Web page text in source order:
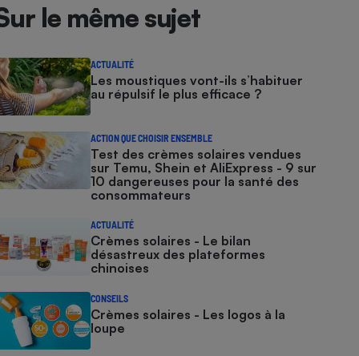
le même sujet
ACTUALITÉ
Les moustiques vont-ils s’habituer
au répulsif le plus efficace ?
ACTION QUE CHOISIR ENSEMBLE
Test des crèmes solaires vendues
sur Temu, Shein et AliExpress - 9 sur
10 dangereuses pour la santé des
consommateurs
ACTUALITÉ
Crèmes solaires - Le bilan
désastreux des plateformes
chinoises
CONSEILS
Crèmes solaires - Les logos à la
loupe